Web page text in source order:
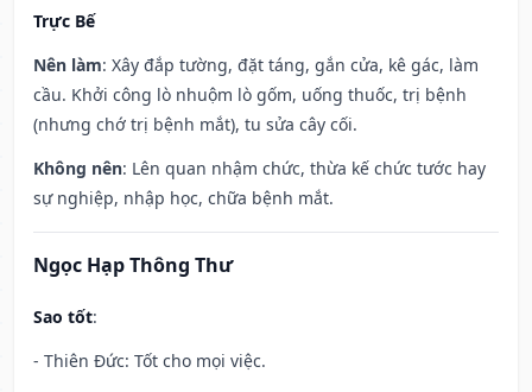
Trực Bế
Nên làm: Xây đắp tường, đặt táng, gắn cửa, kê gác, làm
cầu. Khởi công lò nhuộm lò gốm, uống thuốc, trị bệnh
(nhưng chớ trị bệnh mắt), tu sửa cây cối.
Không nên: Lên quan nhậm chức, thừa kế chức tước hay
sự nghiệp, nhập học, chữa bệnh mắt.
Ngọc Hạp Thông Thư
Sao tốt:
- Thiên Đức: Tốt cho mọi việc.